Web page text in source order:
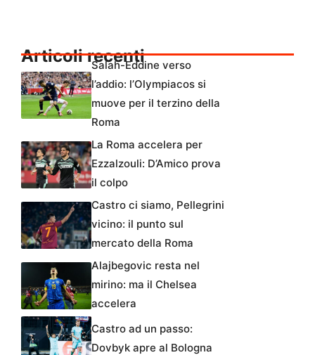
Articoli recenti
Salah-Eddine verso
l’addio: l’Olympiacos si
muove per il terzino della
Roma
La Roma accelera per
Ezzalzouli: D’Amico prova
il colpo
Castro ci siamo, Pellegrini
vicino: il punto sul
mercato della Roma
Alajbegovic resta nel
mirino: ma il Chelsea
accelera
Castro ad un passo:
Dovbyk apre al Bologna